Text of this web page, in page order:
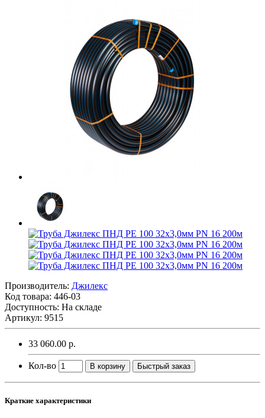
Производитель: Джилекс
Код товара: 446-03
Доступность: На складе
Артикул: 9515
33 060.00 р.
Кол-во В корзину Быстрый заказ
Краткие характеристики